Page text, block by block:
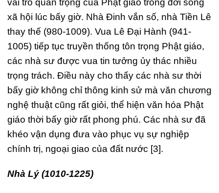
vai trò quan trọng của Phật giáo trong đời sống
xã hội lúc bấy giờ. Nhà Đinh vắn số, nhà Tiền Lê
thay thế (980-1009). Vua Lê Đại Hành (941-
1005) tiếp tục truyền thống tôn trọng Phật giáo,
các nhà sư được vua tin tưởng ủy thác nhiều
trọng trách. Điều này cho thấy các nhà sư thời
bấy giờ không chỉ thông kinh sử mà văn chương
nghệ thuật cũng rất giỏi, thể hiện văn hóa Phật
giáo thời bấy giờ rất phong phú. Các nhà sư đã
khéo vận dụng đưa vào phục vụ sự nghiệp
chính trị, ngoại giao của đất nước [3].
Nhà Lý (1010-1225)